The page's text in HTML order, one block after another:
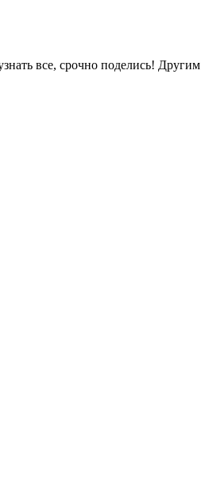
все, срочно поделись!